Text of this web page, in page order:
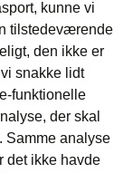
kunne vi
tilstedeværende
den ikke er
snakke lidt
funktionelle
der skal
Samme analyse
det ikke havde